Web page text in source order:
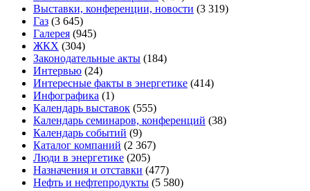
Выставки, конференции, новости (3 319)
Газ (3 645)
Галерея (945)
ЖКХ (304)
Законодательные акты (184)
Интервью (24)
Интересные факты в энергетике (414)
Инфографика (1)
Календарь выставок (555)
Календарь семинаров, конференций (38)
Календарь событий (9)
Каталог компаний (2 367)
Люди в энергетике (205)
Назначения и отставки (477)
Нефть и нефтепродукты (5 580)